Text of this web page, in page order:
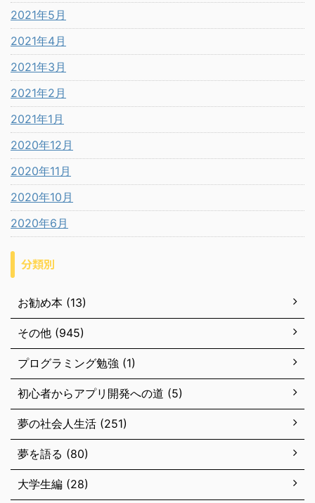
2021年5月
2021年4月
2021年3月
2021年2月
2021年1月
2020年12月
2020年11月
2020年10月
2020年6月
分類別
お勧め本 (13)
その他 (945)
プログラミング勉強 (1)
初心者からアプリ開発への道 (5)
夢の社会人生活 (251)
夢を語る (80)
大学生編 (28)